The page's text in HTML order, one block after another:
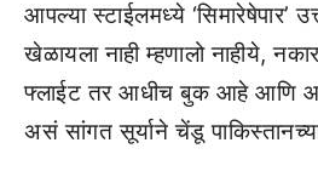
आपल्या स्टाईलमध्ये ‘सिमारेषेपार’
खेळायला नाही म्हणालो नाहीये,
फ्लाईट तर आधीच बुक आहे आणि
असं सांगत सूर्याने चेंडू